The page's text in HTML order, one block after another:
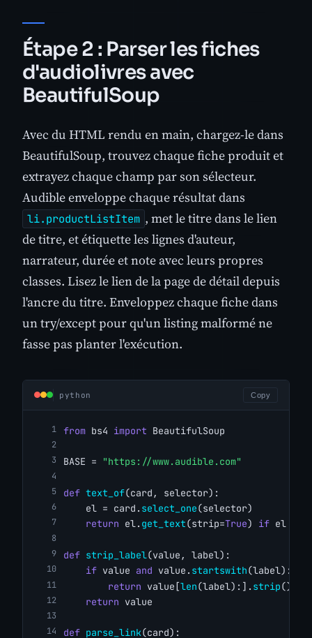
Étape 2 : Parser les fiches
d'audiolivres avec
BeautifulSoup
Avec du HTML rendu en main, chargez-le dans
BeautifulSoup, trouvez chaque fiche produit et
extrayez chaque champ par son sélecteur.
Audible enveloppe chaque résultat dans
li.productListItem , met le titre dans le lien
de titre, et étiquette les lignes d'auteur,
narrateur, durée et note avec leurs propres
classes. Lisez le lien de la page de détail depuis
l'ancre du titre. Enveloppez chaque fiche dans
un try/except pour qu'un listing malformé ne
fasse pas planter l'exécution.
python Copy
from bs4 import BeautifulSoup
BASE = "https://www.audible.com"
def text_of(card, selector):
    el = card.
select_one(selector)
return el. get_text(strip=True) if el
def strip_label(value, label):
if value and value. startswith(label):
return value[len(label):]. strip()
return value
def parse_link(card):